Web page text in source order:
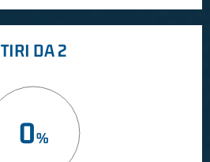
TIRI DA 2
0